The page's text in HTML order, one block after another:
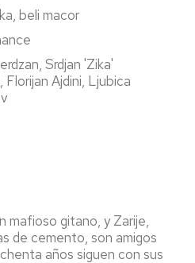
beli macor
Srdjan 'Zika'
Ajdini, Ljubica
mafioso gitano, y Zarije,
de cemento, son amigos
años siguen con sus